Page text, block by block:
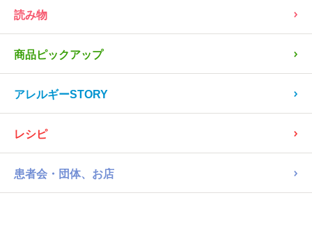
読み物
商品ピックアップ
アレルギーSTORY
レシピ
患者会・団体、お店